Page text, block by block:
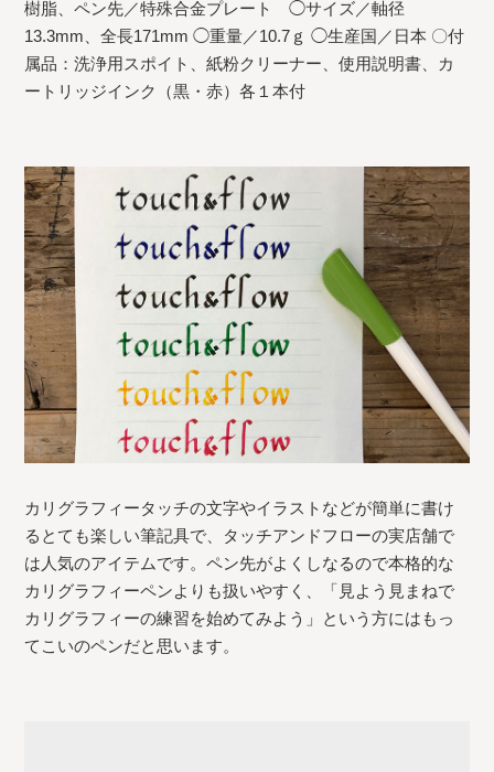
樹脂、ペン先／特殊合金プレート ◯サイズ／軸径
13.3mm、全長171mm ◯重量／10.7ｇ ◯生産国／日本 〇付
属品：洗浄用スポイト、紙粉クリーナー、使用説明書、カ
ートリッジインク（黒・赤）各１本付
カリグラフィータッチの文字やイラストなどが簡単に書け
るとても楽しい筆記具で、タッチアンドフローの実店舗で
は人気のアイテムです。ペン先がよくしなるので本格的な
カリグラフィーペンよりも扱いやすく、「見よう見まねで
カリグラフィーの練習を始めてみよう」という方にはもっ
てこいのペンだと思います。